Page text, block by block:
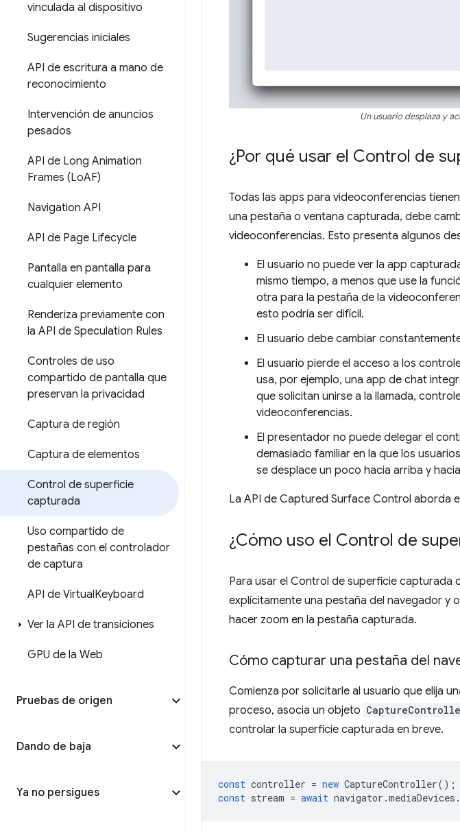
vinculada al dispositivo
Sugerencias iniciales
API de escritura a mano de
reconocimiento
Intervención de anuncios
pesados
API de Long Animation
Frames (LoAF)
Navigation API
API de Page Lifecycle
Pantalla en pantalla para
cualquier elemento
Renderiza previamente con
la API de Speculation Rules
Controles de uso
compartido de pantalla que
preservan la privacidad
Captura de región
Captura de elementos
Control de superficie
capturada
Uso compartido de
pestañas con el controlador
de captura
API de VirtualKeyboard
Ver la API de transiciones
GPU de la Web
Pruebas de origen
Dando de baja
Ya no persigues
Un usuario desplaza y
¿Por qué usar el Control de
Todas las apps para videoconferencias
una pestaña o ventana capturada, debe
videoconferencias. Esto presenta algunos
El usuario no puede ver la app
mismo tiempo, a menos que use la
otra para la pestaña de la
esto podría ser difícil.
El usuario debe cambiar
El usuario pierde el acceso a los
usa, por ejemplo, una app de chat
que solicitan unirse a la llamada,
videoconferencias.
El presentador no puede delegar el
demasiado familiar en la que los
se desplace un poco hacia arriba y
La API de Captured Surface Control aborda
¿Cómo uso el Control de
Para usar el Control de superficie
explícitamente una pestaña del navegador y
hacer zoom en la pestaña capturada.
Cómo capturar una pestaña del
Comienza por solicitarle al usuario que elija
proceso, asocia un objeto
controlar la superficie capturada en breve.
const controller = new CaptureController();
const stream = await navigator .mediaDevices .